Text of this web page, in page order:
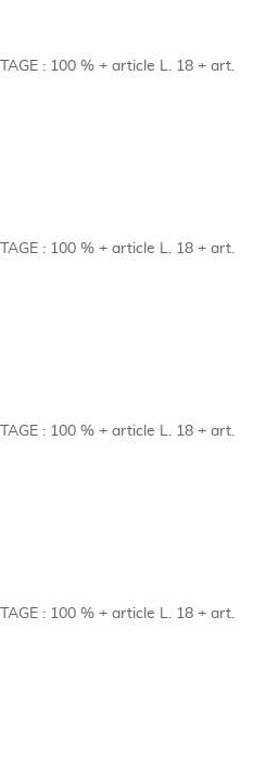
: 100 % + article L. 18 + art.
: 100 % + article L. 18 + art.
: 100 % + article L. 18 + art.
: 100 % + article L. 18 + art.